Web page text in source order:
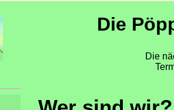
Die
Die